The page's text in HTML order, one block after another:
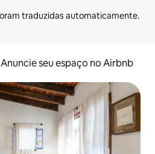
Anuncie seu espaço no Airbnb